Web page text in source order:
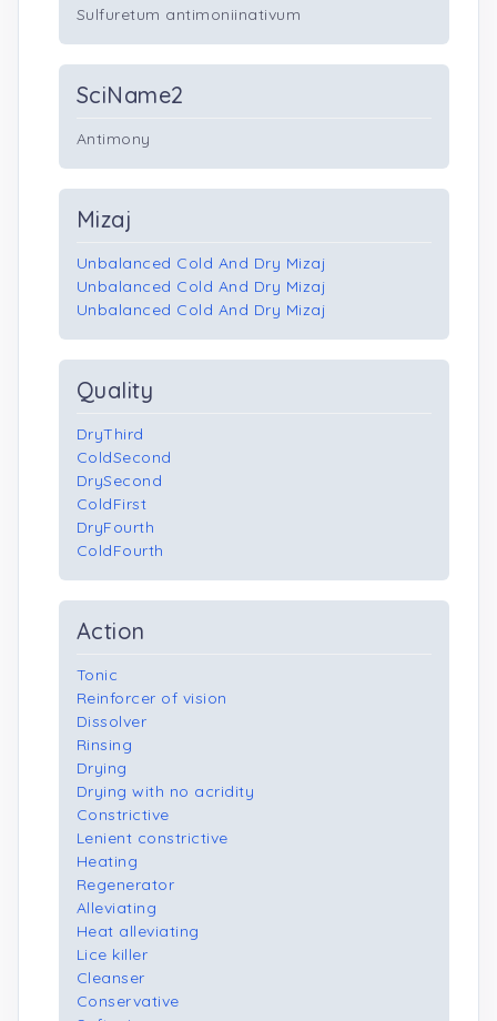
Sulfuretum antimoniinativum
SciName2
Antimony
Mizaj
Unbalanced Cold And Dry Mizaj
Unbalanced Cold And Dry Mizaj
Unbalanced Cold And Dry Mizaj
Quality
DryThird
ColdSecond
DrySecond
ColdFirst
DryFourth
ColdFourth
Action
Tonic
Reinforcer of vision
Dissolver
Rinsing
Drying
Drying with no acridity
Constrictive
Lenient constrictive
Heating
Regenerator
Alleviating
Heat alleviating
Lice killer
Cleanser
Conservative